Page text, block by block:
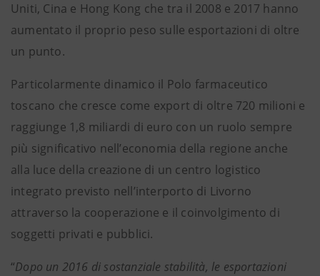
Uniti, Cina e Hong Kong che tra il 2008 e 2017 hanno
aumentato il proprio peso sulle esportazioni di oltre
un punto.
Particolarmente dinamico il Polo farmaceutico
toscano che cresce come export di oltre 720 milioni e
raggiunge 1,8 miliardi di euro con un ruolo sempre
più significativo nell’economia della regione anche
alla luce della creazione di un centro logistico
integrato previsto nell’interporto di Livorno
attraverso la cooperazione e il coinvolgimento di
soggetti privati e pubblici.
“Dopo un 2016 di sostanziale stabilità, le esportazioni